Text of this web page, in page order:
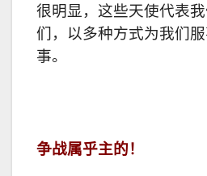
很明显，这些天使代表
们，以多种方式为我们
事。
争战属乎主的！